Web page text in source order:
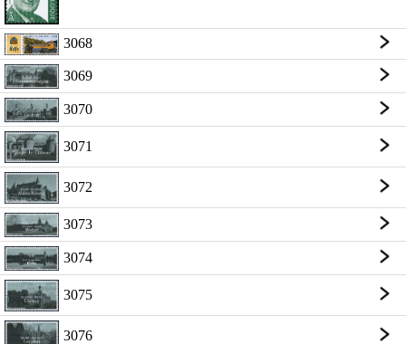
3068
3069
3070
3071
3072
3073
3074
3075
3076